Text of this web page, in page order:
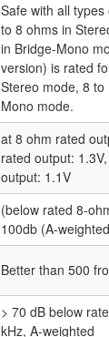
Safe with all
to 8 ohms in
in Bridge-Mono
version) is rated
Stereo mode, 8
Mono mode.
at 8 ohm rated
rated output:
output: 1.1V
(below rated 8-
100db (A-
Better than 500
> 70 dB below
kHz, A-weighted